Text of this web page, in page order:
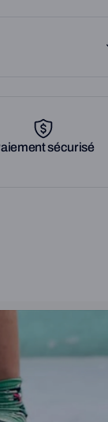
en soi et
surface nécessaire
ni plus, ni
format réduit à
agréable et
cette mousse, nous
plus résistante et
des couleurs.
sécurisé